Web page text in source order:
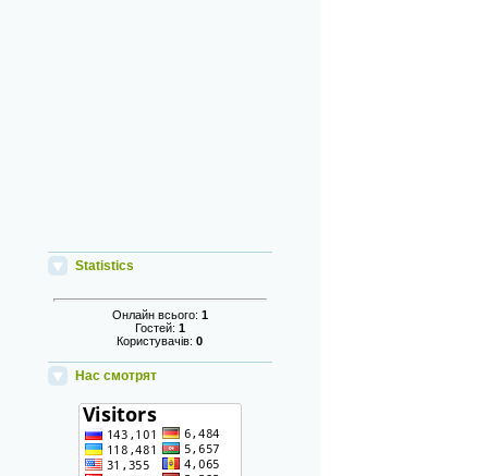
Statistics
Онлайн всього: 1
Гостей: 1
Користувачів:0
Нас смотрят